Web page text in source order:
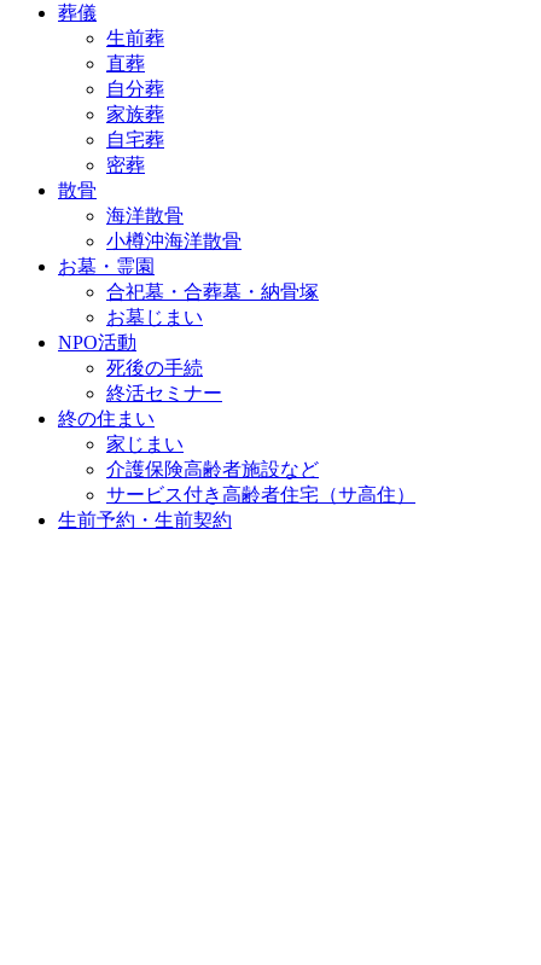
葬儀
生前葬
直葬
自分葬
家族葬
自宅葬
密葬
散骨
海洋散骨
小樽沖海洋散骨
お墓・霊園
合祀墓・合葬墓・納骨塚
お墓じまい
NPO活動
死後の手続
終活セミナー
終の住まい
家じまい
介護保険高齢者施設など
サービス付き高齢者住宅（サ高住）
生前予約・生前契約